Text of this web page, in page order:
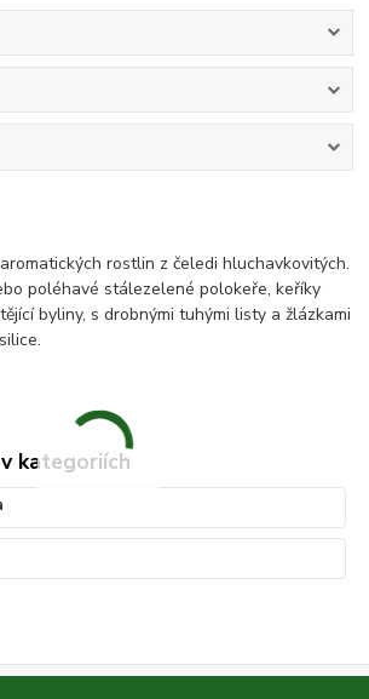
rostlin z čeledi hluchavkovitých.
poléhavé stálezelené polokeře, keříky
byliny, s drobnými tuhými listy a žlázkami
kategoriích